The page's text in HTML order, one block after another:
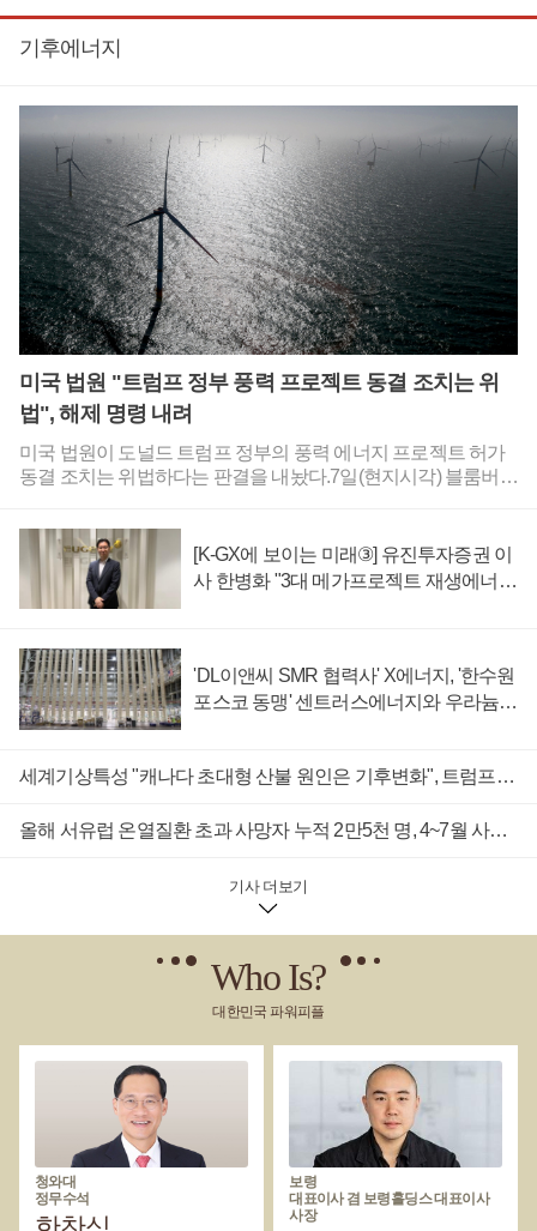
로가 미국 원자력 산업이 부활하는데 일부를 담당하게 됐다"며
"중요한 이정표를 달성한 오클로와 에너지부 및 연구 직원의 노
고에 찬사를 보낸다"고 말했다.2013년 설립된 오클로는 75메가
노리고 있다. 이 외에 300메가와트급 소형모듈원자로도 따로 개
발하고 있다.앞서 오클로는 지난해 5월23일 한수원과 오로라의
표준설계 및 개발과 검증에 협력하는 내용의 업무 협약을 맺었
다.블룸버그는 오클로 시험 원자로를 다룬 6일자 기사를 통해
"오클로의 성과는 트럼프 정부의 규제 장벽 제거 노력이 새로운
핵 기술의 실현 가능성을 여는 데 도움이 되고 있음을 시사한
다"고 평가했다.이근호 기자
기후에너지
미국 법원 "트럼프 정부 풍력 프로젝트 동결 조치는 위
법", 해제 명령 내려
미국 법원이 도널드 트럼프 정부의 풍력 에너지 프로젝트 허가
동결 조치는 위법하다는 판결을 내놨다.7일(현지시각) 블룸버그
젝트 동결 조치를 해제하라고 명령했다고 보도했다.국방부는
올해 4월부터 국가 안보에 풍력 터빈이 위협이 된다는 것을 사
유로 들어 풍력 프로젝트 관련 검토를 일체 중단했다.이번 소송
을 제기한 재생에너지 관련 단체들에 따르면 미국에서 풍력 프
다. 연방항공청에 서류를 제출하려면 국방부의 사전 평가를 받
아야 하는데 국방부가 이를 거부하고 있는 것이다.이로 인해 25
개 주에 걸쳐 100여 개가 넘는 풍력 프로젝트의 승인이 지연되
고 있다.카린 이머구트 미국 메릴랜드주 연방지방법원 판사는
발생하는 국가 안보 우려를 평가하도록 하는 법적 체계를 확립
했고 국방부도 자국 기관에 구속력을 갖는 자체 규정을 공포한
지 취사선택할 수 없다'고 강조했다.이어 '국방부는 검토 과정을
해야 할 것'이라고 덧붙였다.미국청정에너지협회에 따르면 국
방부의 검토 지연으로 인해 약 500억 달러(약 72조 원) 규모 투자
와 15만 개의 일자리가 사라질 위험에 처한 것으로 추산된다.블
룸버그는 이번 판결과 관련해 국방부에 논평을 요청했으나 답
변을 받지 못했다고 전했다. 손영호 기자
[K-GX에 보이는 미래③] 유진투자증권 이
사 한병화 "3대 메가프로젝트 재생에너지
'DL이앤씨 SMR 협력사' X에너지, '한수원
포스코 동맹' 센트러스에너지와 우라늄
세계기상특성 "캐나다 초대형 산불 원인은 기후변화", 트럼프 "산림 관리 미흡" 주장에 반론
올해 서유럽 온열질환 초과 사망자 누적 2만5천 명, 4~7월 사이에 집중 발생
기사 더보기
Who Is?
대한민국 파워피플
청와대
정무수석
보령
대표이사 겸 보령홀딩스 대표이사
사장